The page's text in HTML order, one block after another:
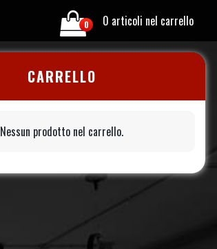
0 0 articoli nel carrello
CARRELLO
Nessun prodotto nel carrello.